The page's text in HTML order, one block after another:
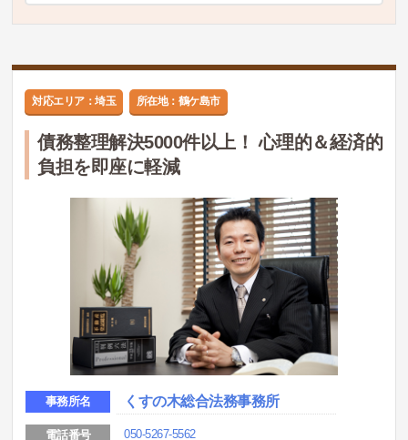
対応エリア：埼玉 所在地：鶴ケ島市
債務整理解決5000件以上！ 心理的＆経済的
負担を即座に軽減
事務所名 くすの木総合法務事務所
電話番号 050-5267-5562